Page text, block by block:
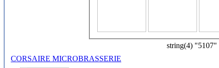
string(4) "5107"
CORSAIRE MICROBRASSERIE